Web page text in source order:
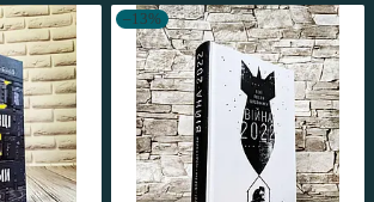
–13%